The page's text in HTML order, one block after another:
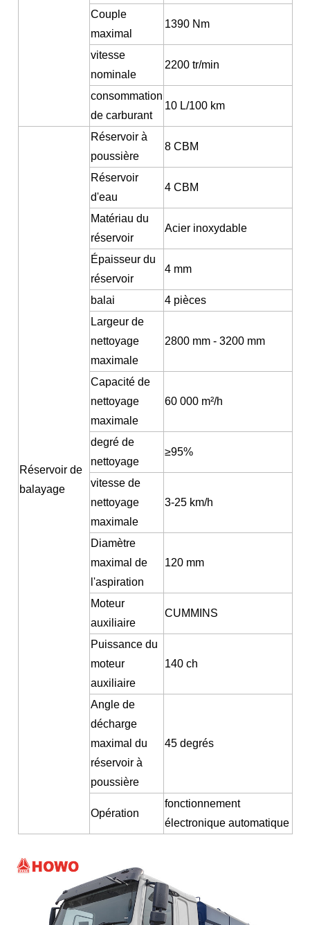
Couple
maximal
1390 Nm
vitesse
nominale
2200 tr/min
consommation
de carburant
10 L/100 km
Réservoir de
balayage
Réservoir à
poussière
8 CBM
Réservoir
d'eau
4 CBM
Matériau du
réservoir
Acier inoxydable
Épaisseur du
réservoir
4 mm
balai
4 pièces
Largeur de
nettoyage
maximale
2800 mm - 3200 mm
Capacité de
nettoyage
maximale
60 000 m²/h
degré de
nettoyage
≥95%
vitesse de
nettoyage
maximale
3-25 km/h
Diamètre
maximal de
l'aspiration
120 mm
Moteur
auxiliaire
CUMMINS
Puissance du
moteur
auxiliaire
140 ch
Angle de
décharge
maximal du
réservoir à
poussière
45 degrés
Opération
fonctionnement
électronique automatique